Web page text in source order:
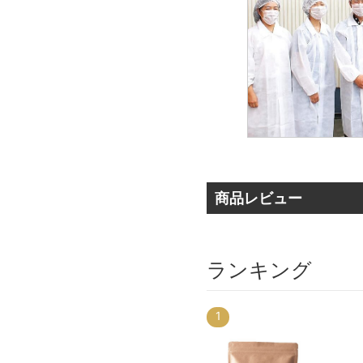
商品レビュー
ランキング
1